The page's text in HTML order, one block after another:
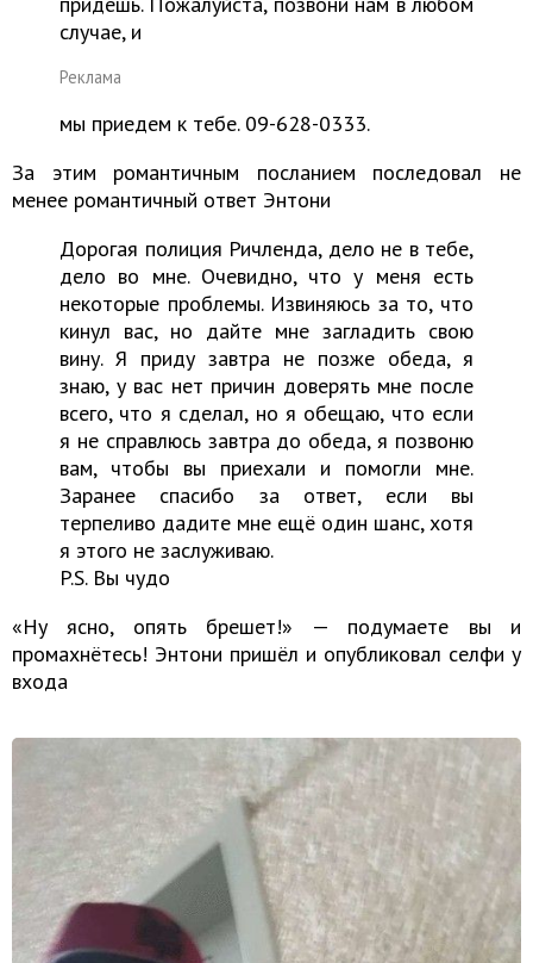
случае, и
Реклама
мы приедем к тебе. 09-628-0333.
За этим романтичным посланием последовал не
менее романтичный ответ Энтони
Дорогая полиция Ричленда, дело не в тебе,
дело во мне. Очевидно, что у меня есть
некоторые проблемы. Извиняюсь за то, что
кинул вас, но дайте мне загладить свою
вину. Я приду завтра не позже обеда, я
знаю, у вас нет причин доверять мне после
всего, что я сделал, но я обещаю, что если
я не справлюсь завтра до обеда, я позвоню
вам, чтобы вы приехали и помогли мне.
Заранее спасибо за ответ, если вы
терпеливо дадите мне ещё один шанс, хотя
я этого не заслуживаю.
P.S. Вы чудо
«Ну ясно, опять брешет!» — подумаете вы и
промахнётесь! Энтони пришёл и опубликовал селфи у
входа